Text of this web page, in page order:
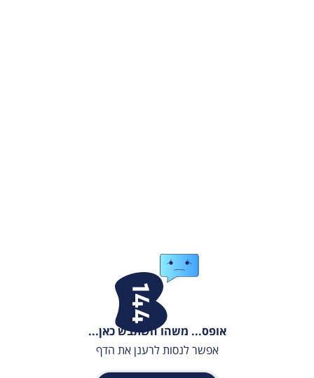
אופס... משהו השתבש כאן...
אפשר לנסות לרענן את הדף